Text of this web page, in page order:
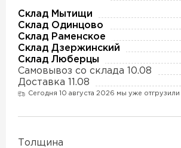
Склад Мытищи
Склад Одинцово
Склад Раменское
Склад Дзержинский
Склад Люберцы
Самовывоз со склада 10.08
Доставка 11.08
Сегодня 10 августа 2026 мы уже
Толщина
ПЕРЕЙТИ
Утеплитель
ПЕРЕЙТИ
Утеплитель Юматекс
Утеплитель Теплекс